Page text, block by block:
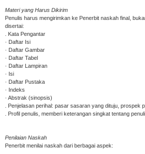
Materi yang Harus Dikirim
Penulis harus mengirimkan ke Penerbit naskah final,
disertai:
. Kata Pengantar
· Daftar Isi
· Daftar Gambar
· Daftar Tabel
· Daftar Lampiran
· Isi
· Daftar Pustaka
· Indeks
· Abstrak (sinopsis)
. Penjelasan perihal: pasar sasaran yang dituju, prospek
. Profil penulis, memberi keterangan singkat tentang
Penilaian Naskah
Penerbit menilai naskah dari berbagai aspek: